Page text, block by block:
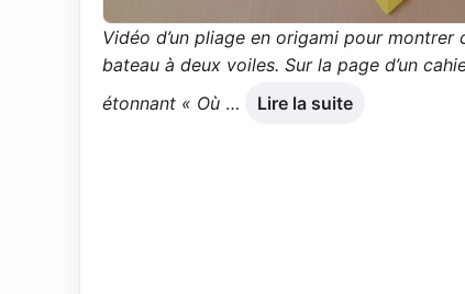
Vidéo d’un pliage en origami pour
bateau à deux voiles. Sur la page d’un
étonnant « Où … Lire la suite